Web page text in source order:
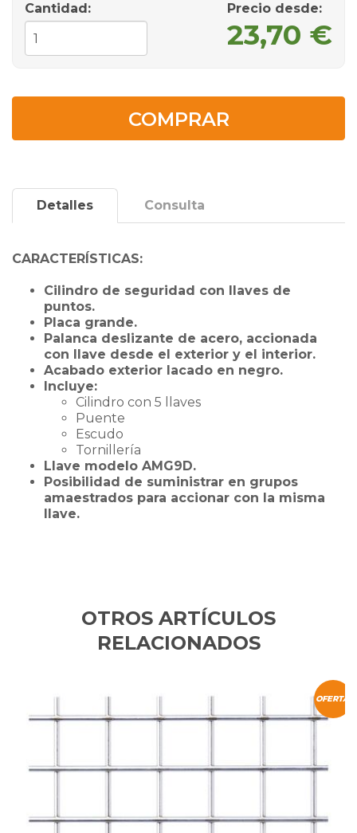
Cantidad: Precio desde:
23,70 €
COMPRAR
Detalles Consulta
CARACTERÍSTICAS:
Cilindro de seguridad con llaves de
puntos.
Placa grande.
Palanca deslizante de acero, accionada
con llave desde el exterior y el interior.
Acabado exterior lacado en negro.
Incluye:
Cilindro con 5 llaves
Puente
Escudo
Tornillería
Llave modelo AMG9D.
Posibilidad de suministrar en grupos
amaestrados para accionar con la misma
llave.
OTROS ARTÍCULOS
RELACIONADOS
OFERTA